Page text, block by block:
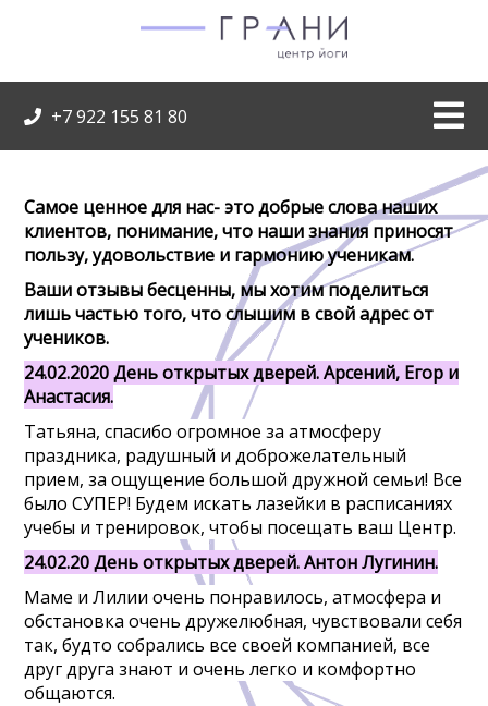
+7 922 155 81 80
Самое ценное для нас- это добрые слова наших
клиентов, понимание, что наши знания приносят
пользу, удовольствие и гармонию ученикам.
Ваши отзывы бесценны, мы хотим поделиться
лишь частью того, что слышим в свой адрес от
учеников.
24.02.2020 День открытых дверей. Арсений, Егор и
Анастасия.
Татьяна, спасибо огромное за атмосферу
праздника, радушный и доброжелательный
прием, за ощущение большой дружной семьи! Все
было СУПЕР! Будем искать лазейки в расписаниях
учебы и тренировок, чтобы посещать ваш Центр.
24.02.20 День открытых дверей. Антон Лугинин.
Маме и Лилии очень понравилось, атмосфера и
обстановка очень дружелюбная, чувствовали себя
так, будто собрались все своей компанией, все
друг друга знают и очень легко и комфортно
общаются.